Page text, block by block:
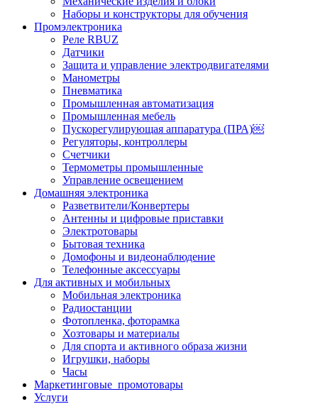
Наборы и конструкторы для обучения
Промэлектроника
Реле RBUZ
Датчики
Защита и управление электродвигателями
Манометры
Пневматика
Промышленная автоматизация
Промышленная мебель
Пускорегулирующая аппаратура (ПРА)￼
Регуляторы, контроллеры
Счетчики
Термометры промышленные
Управление освещением
Домашняя электроника
Разветвители/Конвертеры
Антенны и цифровые приставки
Электротовары
Бытовая техника
Домофоны и видеонаблюдение
Телефонные аксессуары
Для активных и мобильных
Мобильная электроника
Радиостанции
Фотопленка, фоторамка
Хозтовары и материалы
Для спорта и активного образа жизни
Игрушки, наборы
Часы
Маркетинговые_промотовары
Услуги